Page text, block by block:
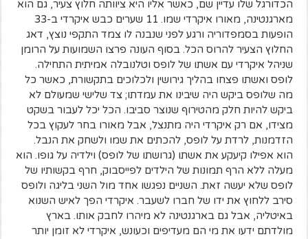
הכדורגל שלו עדיין שם, כאשר אליו היא ציוותה חלוץ צעיר, גם הוא
מארגנטינה, מאורו איקרדי שמו. 11 שערים כבש איקרדי ב-33
הופעות בסמפדוריה ורגע לפני שנבנה לו צמד התקפי נוצץ, דאג
החלוץ הצעיר להרוס הכל. בסוף העונה פרצו השמועות על הרומן
שניהל איקרדי עם אשתו של לופס וטלנובלה אמיתית התחילה.
לופס ואשתו פצחו בהליך גירושין ולכלוכים בתקשורת, כאשר כל
מה שלופס ביקש היה שיבינו את עמדתו; צד שלישי שמעולם לא
ביקש להיות חלק מהטירוף שנוצר סביבו. הכל יכל לעבור בשקט
מצידו, אם רק איקרדי היה מתנצל, אבל מאורו בחר לעקוץ בכל
הזדמנות, לרדת על לופס, להכתים את שמו ולשחק את הנבל.
הוא אפילו קיעקע את אשתו (גרושתו של לופס) וילדיה על גופו. הוא
מעלה ללא הרף תמונות של הילדים לפייסבוק, חרף בקשותיו של
לופס שלא יעשה זאת. השניים נפגשו אחד מול השני בליגה ולופס
סירב ללחוץ את ידו של חברו לשעבר. איקרדי הפך לאיש השנוא
באיטליה, אבל גם בארגנטינה לא מיהרו לחבק אותו. בארץ
מולדתם ידעו את מי הם מעדיפים וכעונש, איקרדי לא זומן יותר